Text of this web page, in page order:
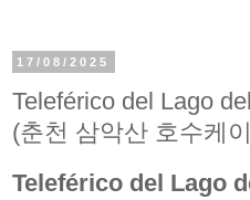
17/08/2025
Teleférico del Lago
(춘천 삼악산 호수케
Teleférico del Lago